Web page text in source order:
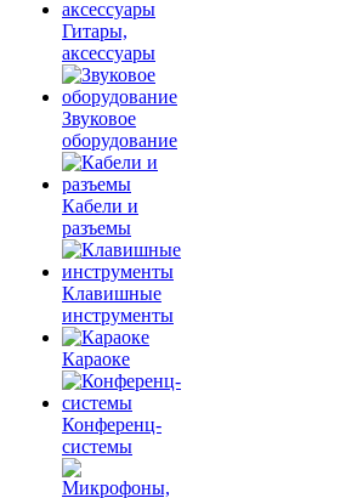
Гитары,
аксессуары
Звуковое
оборудование
Кабели и
разъемы
Клавишные
инструменты
Караоке
Конференц-
системы